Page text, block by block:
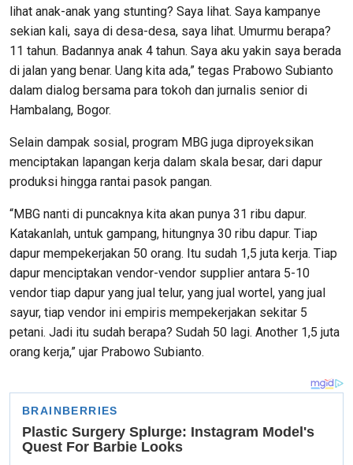
lihat anak-anak yang stunting? Saya lihat. Saya kampanye
sekian kali, saya di desa-desa, saya lihat. Umurmu berapa?
11 tahun. Badannya anak 4 tahun. Saya aku yakin saya berada
di jalan yang benar. Uang kita ada,” tegas Prabowo Subianto
dalam dialog bersama para tokoh dan jurnalis senior di
Hambalang, Bogor.
Selain dampak sosial, program MBG juga diproyeksikan
menciptakan lapangan kerja dalam skala besar, dari dapur
produksi hingga rantai pasok pangan.
“MBG nanti di puncaknya kita akan punya 31 ribu dapur.
Katakanlah, untuk gampang, hitungnya 30 ribu dapur. Tiap
dapur mempekerjakan 50 orang. Itu sudah 1,5 juta kerja. Tiap
dapur menciptakan vendor-vendor supplier antara 5-10
vendor tiap dapur yang jual telur, yang jual wortel, yang jual
sayur, tiap vendor ini empiris mempekerjakan sekitar 5
petani. Jadi itu sudah berapa? Sudah 50 lagi. Another 1,5 juta
orang kerja,” ujar Prabowo Subianto.